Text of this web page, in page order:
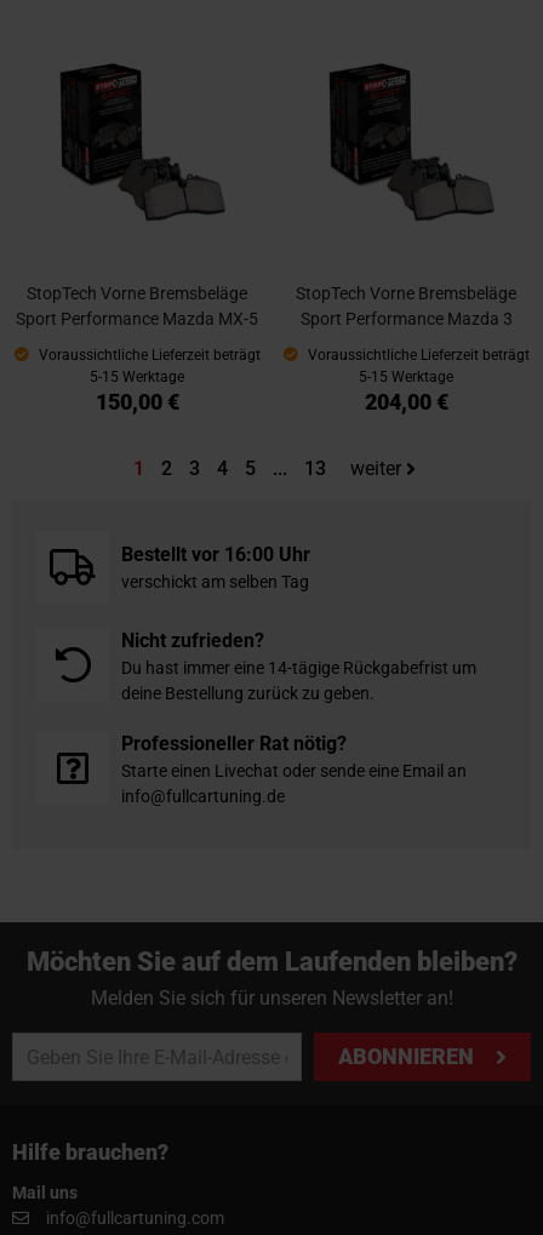
StopTech Vorne Bremsbeläge
Sport Performance Mazda MX-5
Voraussichtliche Lieferzeit beträgt
5-15 Werktage
150,00 €
StopTech Vorne Bremsbeläge
Sport Performance Mazda 3
Voraussichtliche Lieferzeit beträgt
5-15 Werktage
204,00 €
Sie lesen gerade die Seite
1 Seite
2 Seite
3 Seite
4 Seite
5 ... Seite
13 weiter
Bestellt vor 16:00 Uhr
verschickt am selben Tag
Nicht zufrieden?
Du hast immer eine 14-tägige Rückgabefrist um
deine Bestellung zurück zu geben.
Professioneller Rat nötig?
Starte einen Livechat oder sende eine Email an
info@fullcartuning.de
Möchten Sie auf dem Laufenden bleiben?
Melden Sie sich für unseren Newsletter an!
ABONNIEREN
Hilfe brauchen?
Mail uns
info@fullcartuning.com